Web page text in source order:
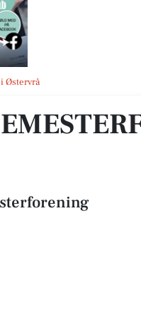
Østervrå
Omegn